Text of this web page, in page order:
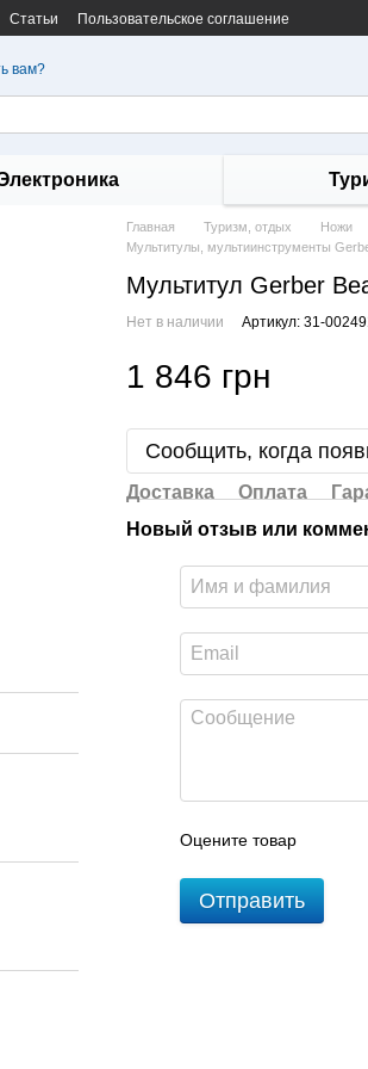
Статьи Пользовательское соглашение
вам?
Главная Туризм, отдых Ножи
Мультитулы, мультиинструменты
Мультитул Gerber
Нет в наличии Артикул: 31-
1 846 грн
Сообщить, когда
Доставка Оплата
Новый отзыв или
Оцените товар
Отправить